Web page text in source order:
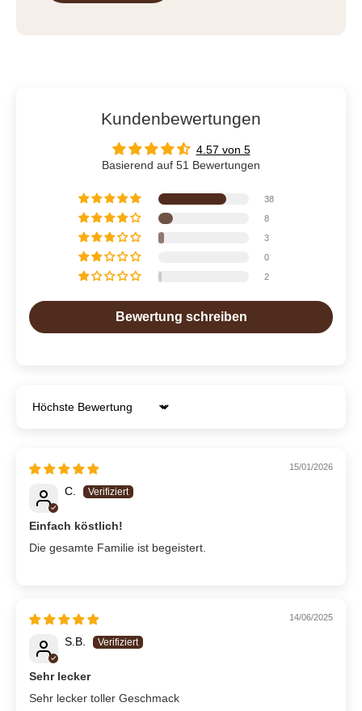
Kundenbewertungen
4.57 von 5
Basierend auf 51 Bewertungen
38
8
3
0
2
Bewertung schreiben
Sort by
15/01/2026
C.
Einfach köstlich!
Die gesamte Familie ist begeistert.
14/06/2025
S.B.
Sehr lecker
Sehr lecker toller Geschmack